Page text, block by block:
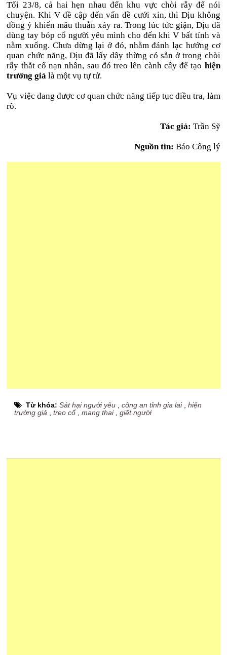
Tối 23/8, cả hai hẹn nhau đến khu vực chòi rẫy để nói
chuyện. Khi V đề cập đến vấn đề cưới xin, thì Dịu không
đồng ý khiến mâu thuẫn xảy ra. Trong lúc tức giận, Dịu đã
dùng tay bóp cổ người yêu mình cho đến khi V bất tỉnh và
nằm xuống. Chưa dừng lại ở đó, nhằm đánh lạc hướng cơ
quan chức năng, Dịu đã lấy dây thừng có sẵn ở trong chòi
rẫy thắt cổ nạn nhân, sau đó treo lên cành cây để tạo hiện
trường giả là một vụ tự tử.
Vụ việc đang được cơ quan chức năng tiếp tục điều tra, làm
rõ.
Tác giả: Trần Sỹ
Nguồn tin: Báo Công lý
Từ khóa:Sát hại người yêu ,công an tỉnh gia lai,hiện
trường giả ,treo cổ,mang thai,giết người